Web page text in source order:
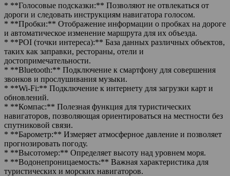
* **Голосовые подсказки:** Позволяют не отвлекаться от
дороги и следовать инструкциям навигатора голосом.
* **Пробки:** Отображение информации о пробках на дороге
и автоматическое изменение маршрута для их объезда.
* **POI (точки интереса):** База данных различных объектов,
таких как заправки, рестораны, отели и
достопримечательности.
* **Bluetooth:** Подключение к смартфону для совершения
звонков и прослушивания музыки.
* **Wi-Fi:** Подключение к интернету для загрузки карт и
обновлений.
* **Компас:** Полезная функция для туристических
навигаторов, позволяющая ориентироваться на местности без
спутниковой связи.
* **Барометр:** Измеряет атмосферное давление и позволяет
прогнозировать погоду.
* **Высотомер:** Определяет высоту над уровнем моря.
* **Водонепроницаемость:** Важная характеристика для
туристических и морских навигаторов.